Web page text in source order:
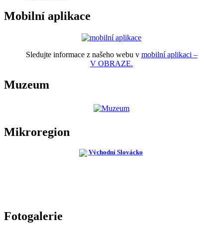
Mobilní aplikace
Sledujte informace z našeho webu v mobilní aplikaci –
V OBRAZE.
Muzeum
Mikroregion
Fotogalerie